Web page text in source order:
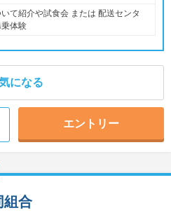
て紹介や試食会 または 配送センタ
体験
になる
エントリー
組合